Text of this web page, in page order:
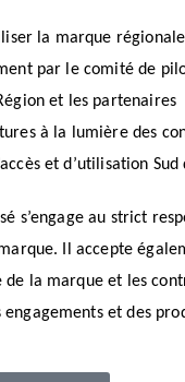
la marque
par le comité de
et les partenaires
à la lumière des
et d’utilisation Sud
s’engage au strict
Il accepte
de la marque et les
engagements et des